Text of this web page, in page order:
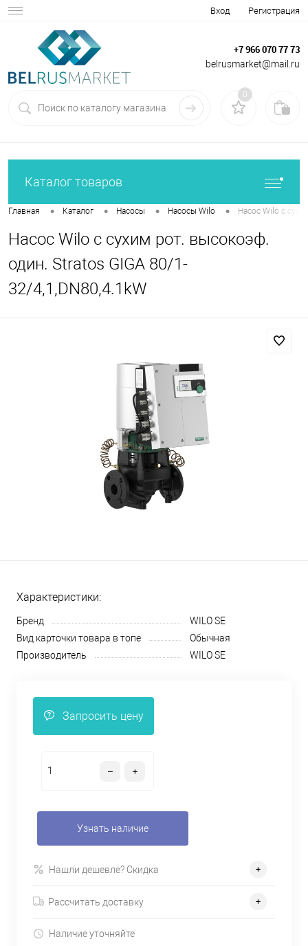
Вход Регистрация
+7 966 070 77 73
belrusmarket@mail.ru
0
Каталог товаров
Главная • Каталог • Насосы • Насосы Wilo • Насос Wilo с
Насос Wilo с сухим рот. высокоэф.
один. Stratos GIGA 80/1-
32/4,1,DN80,4.1kW
Характеристики:
Бренд
WILO SE
Вид карточки товара в топе
Обычная
Производитель
WILO SE
Запросить цену
Узнать наличие
Нашли дешевле? Скидка
Рассчитать доставку
Наличие уточняйте